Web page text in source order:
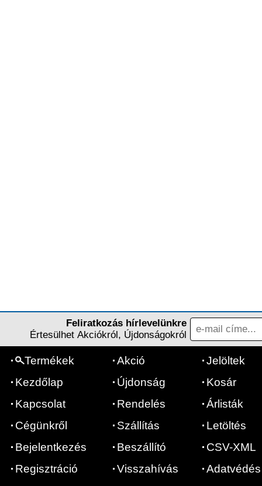
Feliratkozás hírlevelünkre
Értesülhet Akciókról, Újdonságokról
Termékek
Kezdőlap
Kapcsolat
Cégünkről
Bejelentkezés
Regisztráció
Akció
Újdonság
Rendelés
Szállítás
Beszállító
Visszahívás
Jelöltek
Kosár
Árlisták
Letöltés
CSV-XML
Adatvédés